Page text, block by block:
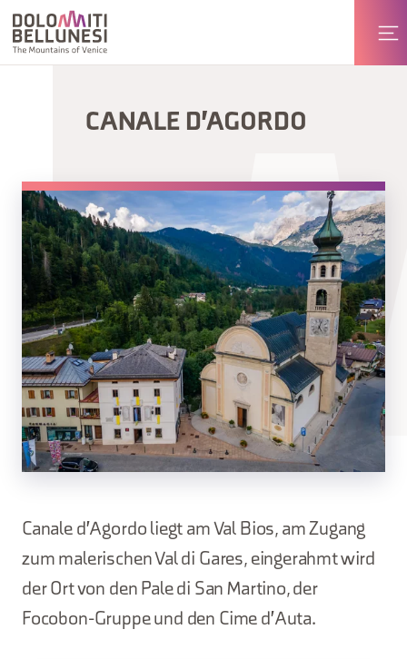
CANALE D'AGORDO
Canale d'Agordo liegt am Val Bios, am Zugang
zum malerischen Val di Gares, eingerahmt wird
der Ort von den Pale di San Martino, der
Focobon-Gruppe und den Cime d'Auta.